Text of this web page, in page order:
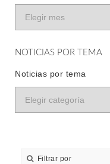
NOTICIAS POR TEMA
Noticias por tema
Filtrar por